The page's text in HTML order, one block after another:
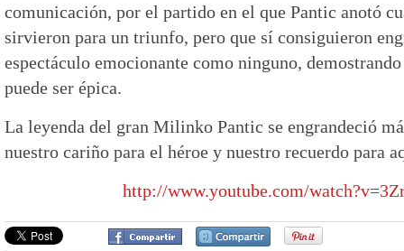
comunicación, por el partido en el que Pantic anotó
sirvieron para un triunfo, pero que sí consiguieron
espectáculo emocionante como ninguno,
puede ser épica.
La leyenda del gran Milinko Pantic se engrandeció
nuestro cariño para el héroe y nuestro recuerdo para
http://www.youtube.com/